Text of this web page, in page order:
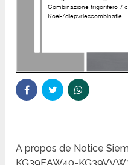
A propos de Notice